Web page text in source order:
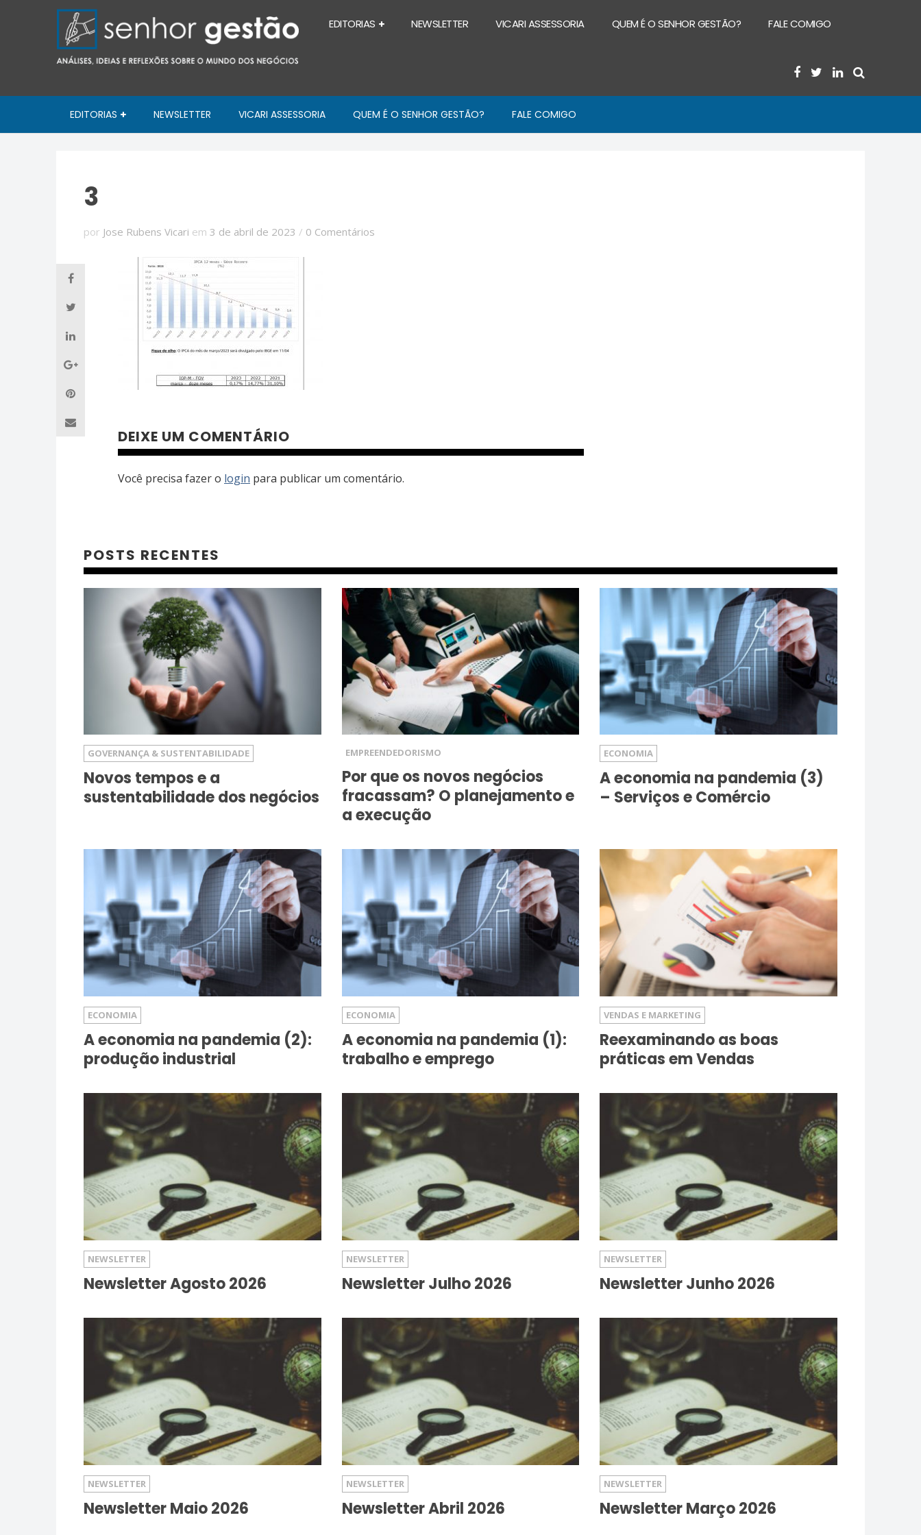
EDITORIAS NEWSLETTER VICARI ASSESSORIA QUEM É O SENHOR GESTÃO? FALE COMIGO
EDITORIAS NEWSLETTER VICARI ASSESSORIA QUEM É O SENHOR GESTÃO? FALE COMIGO
3
por Jose Rubens Vicari em 3 de abril de 2023 / 0 Comentários
DEIXE UM COMENTÁRIO
Você precisa fazer o login para publicar um comentário.
POSTS RECENTES
GOVERNANÇA & SUSTENTABILIDADE
Novos tempos e a
sustentabilidade dos negócios
EMPREENDEDORISMO
Por que os novos negócios
fracassam? O planejamento e
a execução
ECONOMIA
A economia na pandemia (3)
– Serviços e Comércio
ECONOMIA
A economia na pandemia (2):
produção industrial
ECONOMIA
A economia na pandemia (1):
trabalho e emprego
VENDAS E MARKETING
Reexaminando as boas
práticas em Vendas
NEWSLETTER
Newsletter Agosto 2026
NEWSLETTER
Newsletter Julho 2026
NEWSLETTER
Newsletter Junho 2026
NEWSLETTER
Newsletter Maio 2026
NEWSLETTER
Newsletter Abril 2026
NEWSLETTER
Newsletter Março 2026